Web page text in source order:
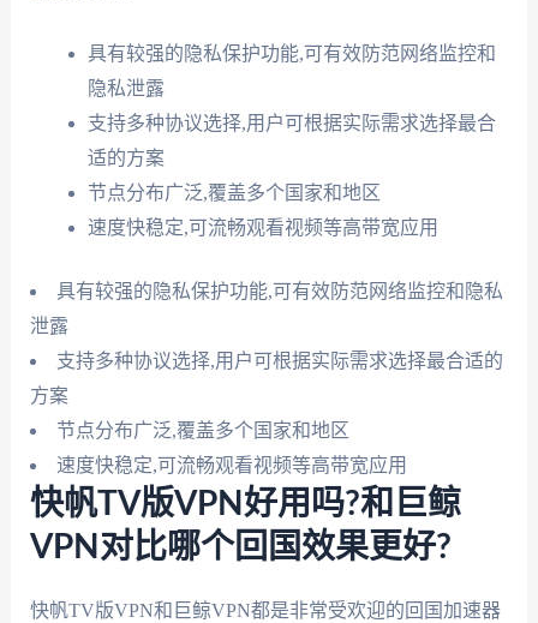
具有较强的隐私保护功能,可有效防范网络监控和
隐私泄露
支持多种协议选择,用户可根据实际需求选择最合
适的方案
节点分布广泛,覆盖多个国家和地区
速度快稳定,可流畅观看视频等高带宽应用
具有较强的隐私保护功能,可有效防范网络监控和隐私
泄露
支持多种协议选择,用户可根据实际需求选择最合适的
方案
节点分布广泛,覆盖多个国家和地区
速度快稳定,可流畅观看视频等高带宽应用
快帆TV版VPN好用吗?和巨鲸
VPN对比哪个回国效果更好?
快帆TV版VPN和巨鲸VPN都是非常受欢迎的回国加速器